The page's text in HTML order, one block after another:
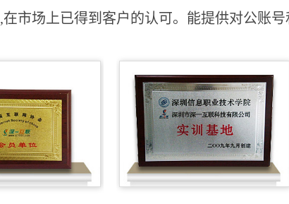
,在市场上已得到客户的认可。能提供对公账